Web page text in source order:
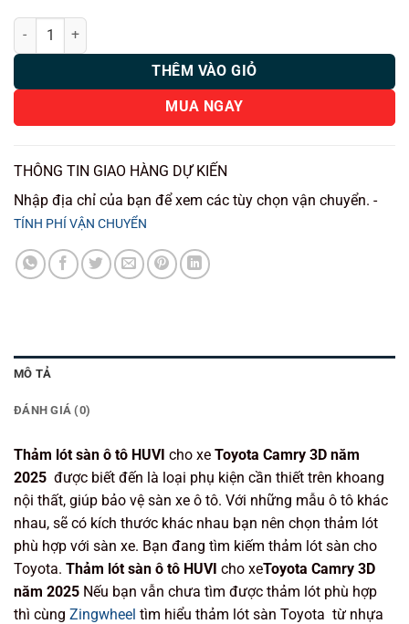
Thảm lót sàn ô tô HUVI cho xe Toyota Camry 3D năm 2025 số lượng
THÊM VÀO GIỎ
MUA NGAY
THÔNG TIN GIAO HÀNG DỰ KIẾN
Nhập địa chỉ của bạn để xem các tùy chọn vận chuyển. -
TÍNH PHÍ VẬN CHUYỂN
MÔ TẢ
ĐÁNH GIÁ (0)
Thảm lót sàn ô tô HUVI cho xe Toyota Camry 3D năm
2025 được biết đến là loại phụ kiện cần thiết trên khoang
nội thất, giúp bảo vệ sàn xe ô tô. Với những mẫu ô tô khác
nhau, sẽ có kích thước khác nhau bạn nên chọn thảm lót
phù hợp với sàn xe. Bạn đang tìm kiếm thảm lót sàn cho
Toyota. Thảm lót sàn ô tô HUVI cho xeToyota Camry 3D
năm 2025 Nếu bạn vẫn chưa tìm được thảm lót phù hợp
thì cùng Zingwheel tìm hiểu thảm lót sàn Toyota từ nhựa